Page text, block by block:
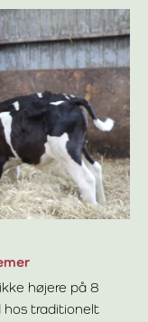
højere på 8
traditionelt